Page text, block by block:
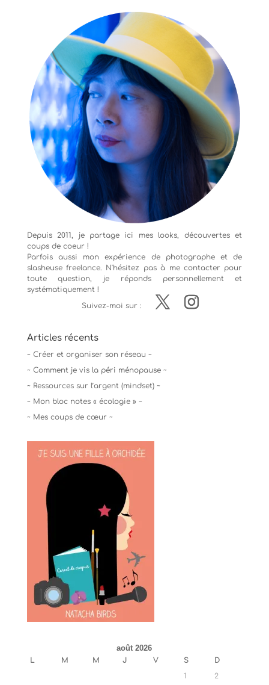
Depuis 2011, je partage ici mes looks, découvertes et
coups de coeur !
Parfois aussi mon expérience de photographeet de
slasheuse freelance. N'hésitez pas à me contacter pour
toute question, je réponds personnellement et
systématiquement !
Suivez-moi sur :
Articles récents
~ Créer et organiser son réseau ~
~ Comment je vis la péri ménopause ~
~ Ressources sur l’argent (mindset) ~
~ Mon bloc notes « écologie » ~
~ Mes coups de cœur ~
août 2026
L M M J V S
D
1
2